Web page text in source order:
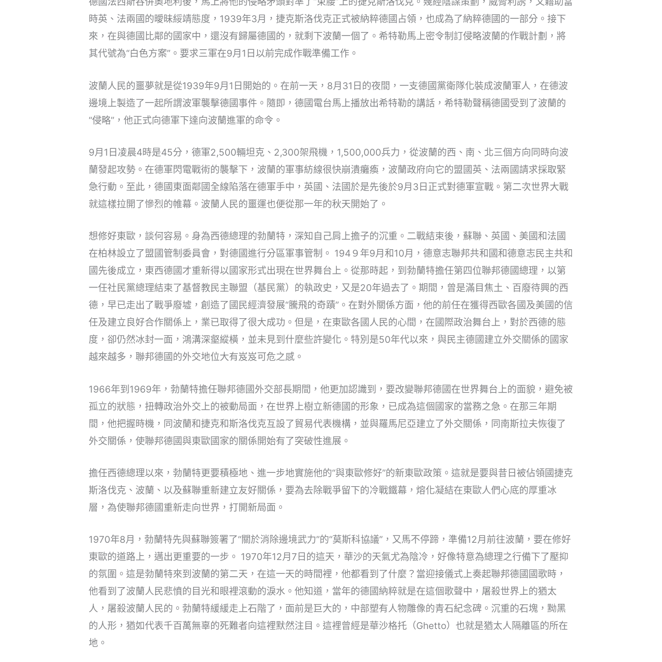
時英、法兩國的曖昧綏靖態度，1939年3月，捷克斯洛伐克正式被納粹德國占領，也成為了納粹德國的一部分。接下
來，在與德國比鄰的國家中，還沒有歸屬德國的，就剩下波蘭一個了。希特勒馬上密令制訂侵略波蘭的作戰計劃，將
其代號為“白色方案”。要求三軍在9月1日以前完成作戰準備工作。
波蘭人民的噩夢就是從1939年9月1日開始的。在前一天，8月31日的夜間，一支德國黨衛隊化裝成波蘭軍人，在德波
邊境上製造了一起所謂波軍襲擊德國事件。隨即，德國電台馬上播放出希特勒的講話，希特勒聲稱德國受到了波蘭的
“侵略”，他正式向德軍下達向波蘭進軍的命令。
9月1日凌晨4時是45分，德軍2,500輛坦克、2,300架飛機，1,500,000兵力，從波蘭的西、南、北三個方向同時向波
蘭發起攻勢。在德軍閃電戰術的襲擊下，波蘭的軍事紡線很快崩潰癱瘓，波蘭政府向它的盟國英、法兩國請求採取緊
急行動。至此，德國東面鄰國全線陷落在德軍手中，英國、法國於是先後於9月3日正式對德軍宣戰。第二次世界大戰
就這樣拉開了慘烈的帷幕。波蘭人民的噩運也便從那一年的秋天開始了。
想修好東歐，談何容易。身為西德總理的勃蘭特，深知自己肩上擔子的沉重。二戰結束後，蘇聯、英國、美國和法國
在柏林設立了盟國管制委員會，對德國進行分區軍事管制。 194９年9月和10月，德意志聯邦共和國和德意志民主共和
國先後成立，東西德國才重新得以國家形式出現在世界舞台上。從那時起，到勃蘭特擔任第四位聯邦德國總理，以第
一任社民黨總理結束了基督教民主聯盟（基民黨）的執政史，又是20年過去了。期間，曾是滿目焦土、百廢待興的西
德，早已走出了戰爭廢墟，創造了國民經濟發展“騰飛的奇蹟”。在對外關係方面，他的前任在獲得西歐各國及美國的信
任及建立良好合作關係上，業已取得了很大成功。但是，在東歐各國人民的心間，在國際政治舞台上，對於西德的態
度，卻仍然冰封一面，鴻溝深壑縱橫，並未見到什麼些許變化。特別是50年代以來，與民主德國建立外交關係的國家
越來越多，聯邦德國的外交地位大有岌岌可危之感。
1966年到1969年，勃蘭特擔任聯邦德國外交部長期間，他更加認識到，要改變聯邦德國在世界舞台上的面貌，避免被
孤立的狀態，扭轉政治外交上的被動局面，在世界上樹立新德國的形象，已成為這個國家的當務之急。在那三年期
間，他把握時機，同波蘭和捷克和斯洛伐克互設了貿易代表機構，並與羅馬尼亞建立了外交關係，同南斯拉夫恢復了
外交關係，使聯邦德國與東歐國家的關係開始有了突破性進展。
擔任西德總理以來，勃蘭特更要積極地、進一步地實施他的“與東歐修好”的新東歐政策。這就是要與昔日被佔領國捷克
斯洛伐克、波蘭、以及蘇聯重新建立友好關係，要為去除戰爭留下的冷戰鐵幕，熔化凝結在東歐人們心底的厚重冰
層，為使聯邦德國重新走向世界，打開新局面。
1970年8月，勃蘭特先與蘇聯簽署了“關於消除邊境武力”的“莫斯科協議”，又馬不停蹄，準備12月前往波蘭，要在修好
東歐的道路上，邁出更重要的一步。 1970年12月7日的這天，華沙的天氣尤為陰冷，好像特意為總理之行備下了壓抑
的氛圍。這是勃蘭特來到波蘭的第二天，在這一天的時間裡，他都看到了什麼？當迎接儀式上奏起聯邦德國國歌時，
他看到了波蘭人民悲憤的目光和眼裡滾動的淚水。他知道，當年的德國納粹就是在這個歌聲中，屠殺世界上的猶太
人，屠殺波蘭人民的。勃蘭特緩緩走上石階了，面前是巨大的，中部塑有人物雕像的青石紀念碑。沉重的石塊，黝黑
的人形，猶如代表千百萬無辜的死難者向這裡默然注目。這裡曾經是華沙格托（Ghetto）也就是猶太人隔離區的所在
地。